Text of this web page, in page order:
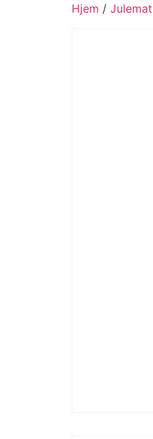
Hjem / Julemat